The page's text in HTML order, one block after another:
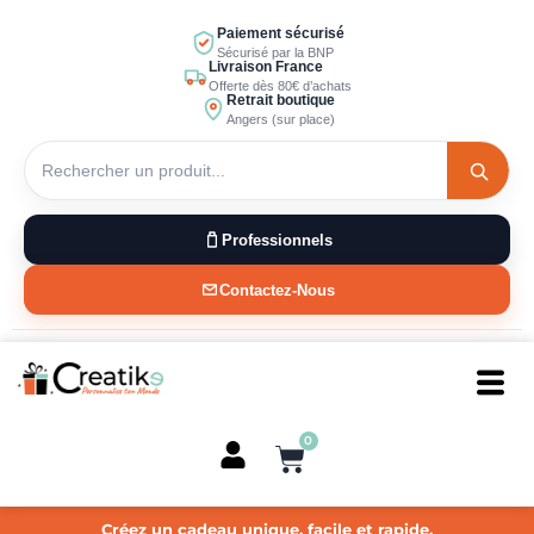
Paiement sécurisé
Sécurisé par la BNP
Livraison France
Offerte dès 80€ d’achats
Retrait boutique
Angers (sur place)
Professionnels
Contactez-Nous
0
Panier
Créez un cadeau unique, facile et rapide.